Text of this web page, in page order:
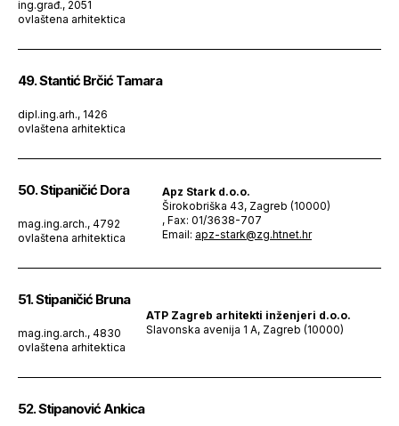
ing.građ., 2051
ovlaštena arhitektica
49. Stantić Brčić Tamara
dipl.ing.arh., 1426
ovlaštena arhitektica
50. Stipaničić Dora
mag.ing.arch., 4792
ovlaštena arhitektica
Apz Stark d.o.o.
Širokobriška 43, Zagreb (10000)
, Fax: 01/3638-707
Email: apz-stark@zg.htnet.hr
51. Stipaničić Bruna
mag.ing.arch., 4830
ovlaštena arhitektica
ATP Zagreb arhitekti inženjeri d.o.o.
Slavonska avenija 1 A, Zagreb (10000)
52. Stipanović Ankica